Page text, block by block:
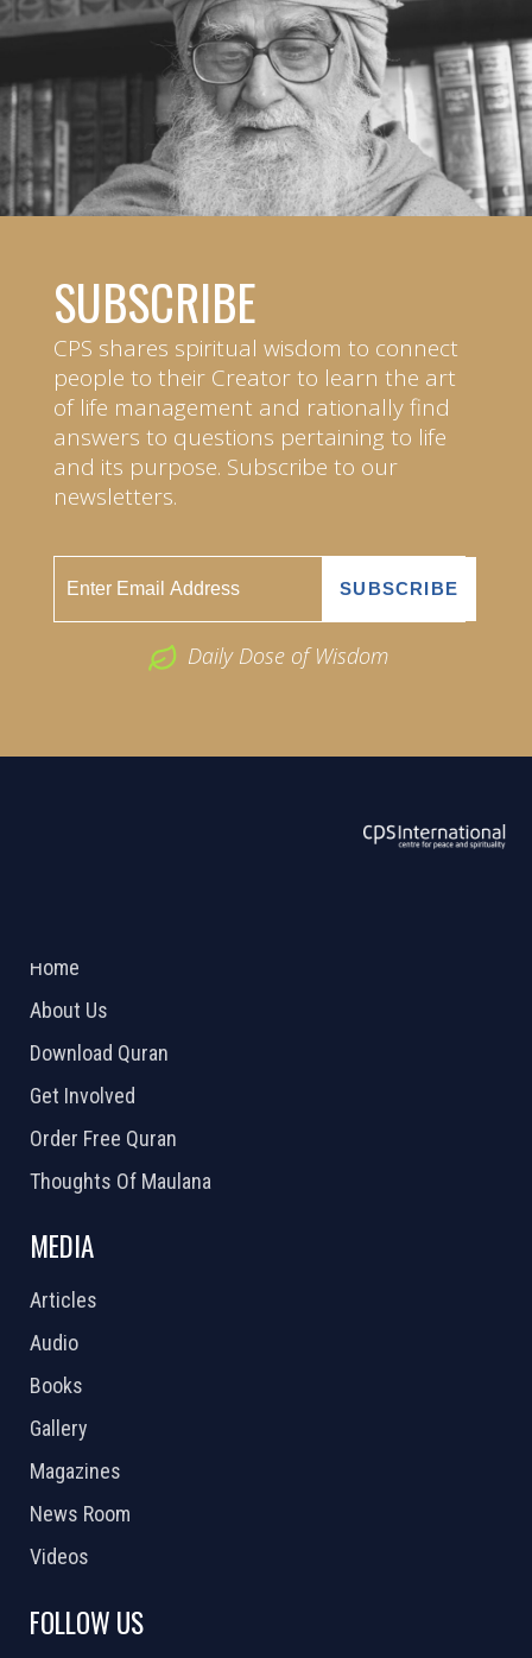
SUBSCRIBE
CPS shares spiritual wisdom to connect
people to their Creator to learn the art
of life management and rationally find
answers to questions pertaining to life
and its purpose. Subscribe to our
newsletters.
Daily Dose of Wisdom
Home
About Us
Download Quran
Get Involved
Order Free Quran
Thoughts Of Maulana
MEDIA
Articles
Audio
Books
Gallery
Magazines
News Room
Videos
FOLLOW US